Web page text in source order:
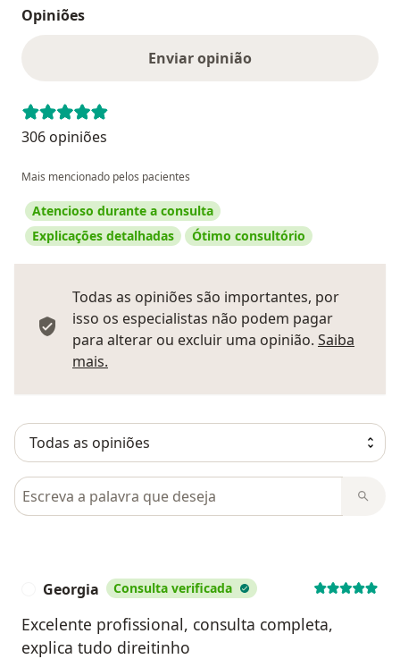
Opiniões
Enviar opinião
306 opiniões
Mais mencionado pelos pacientes
Atencioso durante a consulta
Explicações detalhadas
Ótimo consultório
Todas as opiniões são importantes, por
isso os especialistas não podem pagar
para alterar ou excluir uma opinião. Saiba
mais.
Pesquisar em opiniões
Georgia Consulta verificada
Excelente profissional, consulta completa,
explica tudo direitinho